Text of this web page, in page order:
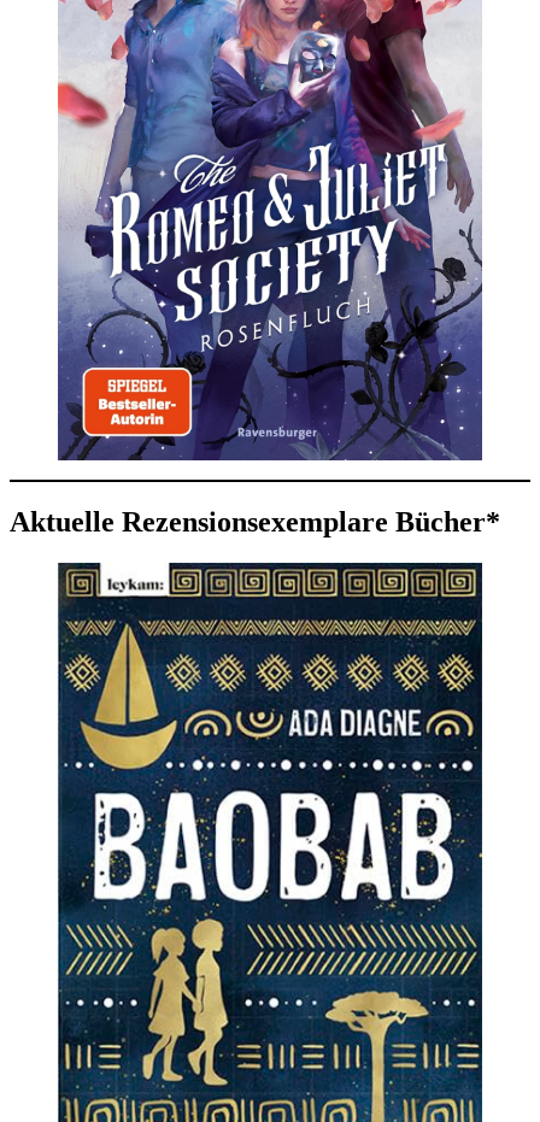
Aktuelle Rezensionsexemplare Bücher*